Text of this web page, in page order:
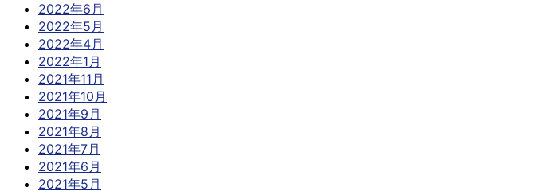
2022年6月
2022年5月
2022年4月
2022年1月
2021年11月
2021年10月
2021年9月
2021年8月
2021年7月
2021年6月
2021年5月